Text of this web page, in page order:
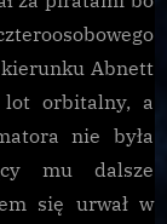
kierunku Abnett
lot orbitalny, a
nie była
mu dalsze
się urwał w